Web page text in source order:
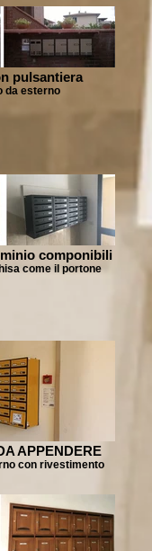
pulsantiera
da esterno
componibili
come il portone
APPENDERE
con rivestimento